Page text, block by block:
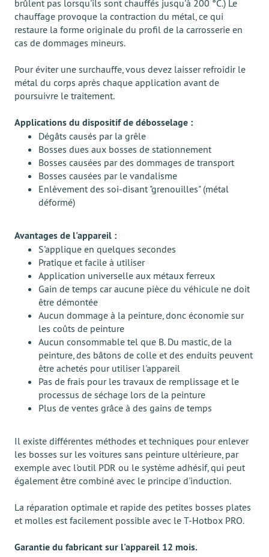
brûlent pas lorsqu'ils sont chauffés jusqu'à 200 °C.) Le
chauffage provoque la contraction du métal, ce qui
restaure la forme originale du profil de la carrosserie en
cas de dommages mineurs.
Pour éviter une surchauffe, vous devez laisser refroidir le
métal du corps après chaque application avant de
poursuivre le traitement.
Applications du dispositif de débosselage :
Dégâts causés par la grêle
Bosses dues aux bosses de stationnement
Bosses causées par des dommages de transport
Bosses causées par le vandalisme
Enlèvement des soi-disant "grenouilles" (métal
déformé)
Avantages de l'appareil :
S'applique en quelques secondes
Pratique et facile à utiliser
Application universelle aux métaux ferreux
Gain de temps car aucune pièce du véhicule ne doit
être démontée
Aucun dommage à la peinture, donc économie sur
les coûts de peinture
Aucun consommable tel que B. Du mastic, de la
peinture, des bâtons de colle et des enduits peuvent
être achetés pour utiliser l'appareil
Pas de frais pour les travaux de remplissage et le
processus de séchage lors de la peinture
Plus de ventes grâce à des gains de temps
Il existe différentes méthodes et techniques pour enlever
les bosses sur les voitures sans peinture ultérieure, par
exemple avec l'outil PDR ou le système adhésif, qui peut
également être combiné avec le principe d'induction.
La réparation optimale et rapide des petites bosses plates
et molles est facilement possible avec le T-Hotbox PRO.
Garantie du fabricant sur l'appareil 12 mois.